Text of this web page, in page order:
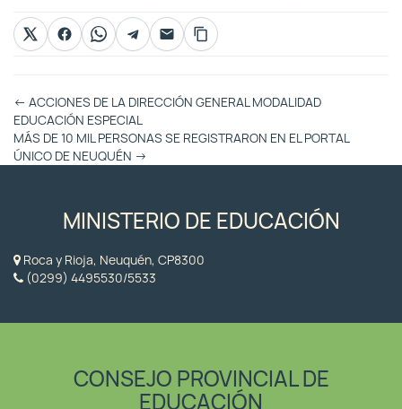
Otras
Entradas
← ACCIONES DE LA DIRECCIÓN GENERAL MODALIDAD
EDUCACIÓN ESPECIAL
MÁS DE 10 MIL PERSONAS SE REGISTRARON EN EL PORTAL
ÚNICO DE NEUQUÉN →
MINISTERIO DE EDUCACIÓN
Roca y Rioja, Neuquén, CP8300
(0299) 4495530/5533
CONSEJO PROVINCIAL DE
EDUCACIÓN